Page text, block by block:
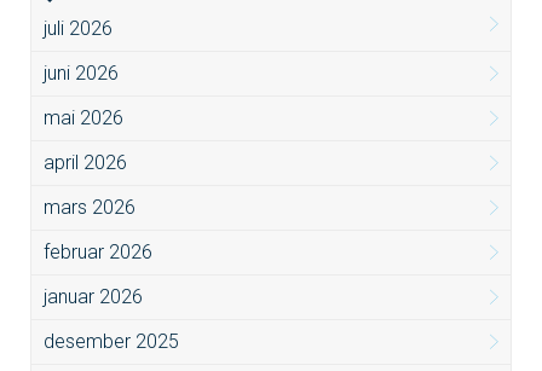
juli 2026
juni 2026
mai 2026
april 2026
mars 2026
februar 2026
januar 2026
desember 2025